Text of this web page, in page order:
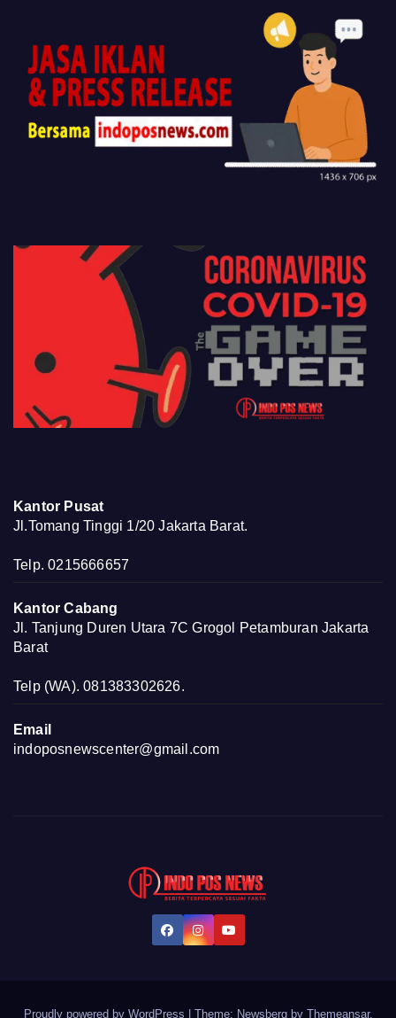
Kantor Pusat
Jl.Tomang Tinggi 1/20 Jakarta Barat.
Telp. 0215666657
Kantor Cabang
Jl. Tanjung Duren Utara 7C Grogol Petamburan Jakarta
Barat
Telp (WA). 081383302626.
Email
indoposnewscenter@gmail.com
Proudly powered by WordPress Theme: Newsbergby Themeansar.